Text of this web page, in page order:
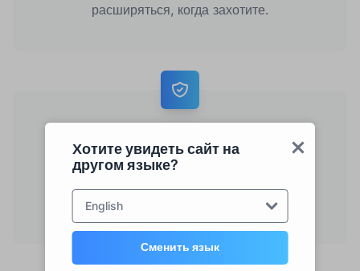
Хотите увидеть сайт на
другом языке?
English
Сменить язык
расширяться, когда захотите.
Без риска
безопасным началом.